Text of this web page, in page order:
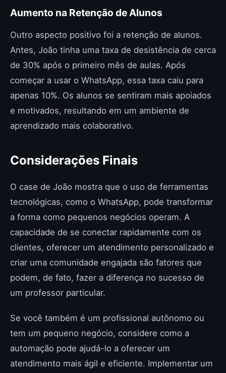
Aumento na Retenção de Alunos
Outro aspecto positivo foi a retenção de alunos.
Antes, João tinha uma taxa de desistência de cerca
de 30% após o primeiro mês de aulas. Após
começar a usar o WhatsApp, essa taxa caiu para
apenas 10%. Os alunos se sentiram mais apoiados
e motivados, resultando em um ambiente de
aprendizado mais colaborativo.
Considerações Finais
O case de João mostra que o uso de ferramentas
tecnológicas, como o WhatsApp, pode transformar
a forma como pequenos negócios operam. A
capacidade de se conectar rapidamente com os
clientes, oferecer um atendimento personalizado e
criar uma comunidade engajada são fatores que
podem, de fato, fazer a diferença no sucesso de
um professor particular.
Se você também é um profissional autônomo ou
tem um pequeno negócio, considere como a
automação pode ajudá-lo a oferecer um
atendimento mais ágil e eficiente. Implementar um